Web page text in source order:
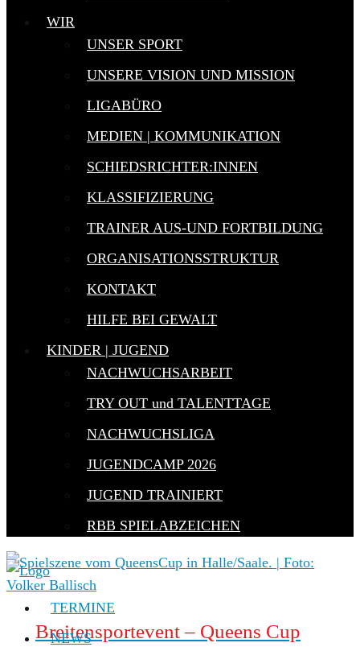
WIR
UNSER SPORT
UNSERE VISION UND MISSION
LIGABÜRO
MEDIEN | KOMMUNIKATION
SCHIEDSRICHTER:INNEN
KLASSIFIZIERUNG
TRAINER AUS-UND FORTBILDUNG
ORGANISATIONSSTRUKTUR
KONTAKT
HILFE BEI GEWALT
KINDER | JUGEND
NACHWUCHSARBEIT
TRY OUT und TALENTTAGE
NACHWUCHSLIGA
JUGENDCAMP 2026
JUGEND TRAINIERT
RBB SPIELABZEICHEN
TERMINE
NEWS
Breitensportevent – Queens Cup